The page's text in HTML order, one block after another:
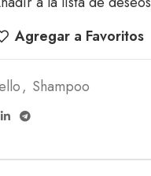
Agregar a Favoritos
, Shampoo